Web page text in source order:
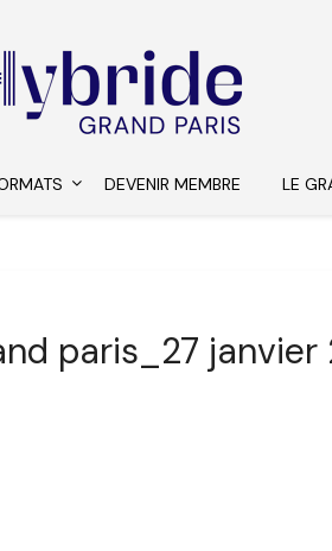
DEVENIR MEMBRE LE
paris_27 janvier